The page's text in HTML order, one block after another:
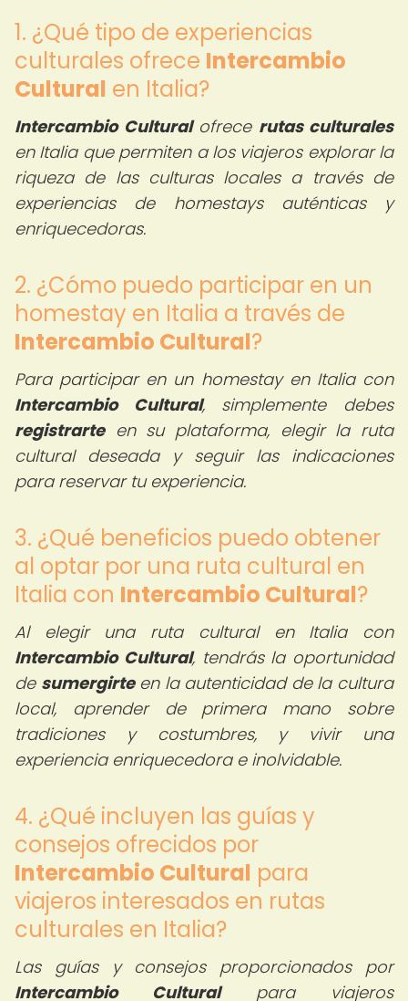
1. ¿Qué tipo de experiencias
culturales ofrece Intercambio
Cultural en Italia?
Intercambio Culturalofrece rutas culturales
en Italia que permiten a los viajeros explorar la
riqueza de las culturas locales a través de
experiencias de homestays auténticas y
enriquecedoras.
2. ¿Cómo puedo participar en un
homestay en Italia a través de
Intercambio Cultural?
Para participar en un homestay en Italia con
Intercambio Cultural, simplemente debes
registrarteen su plataforma, elegir la ruta
cultural deseada y seguir las indicaciones
para reservar tu experiencia.
3. ¿Qué beneficios puedo obtener
al optar por una ruta cultural en
Italia con Intercambio Cultural?
Al elegir una ruta cultural en Italia con
Intercambio Cultural, tendrás la oportunidad
de sumergirteen la autenticidad de la cultura
local, aprender de primera mano sobre
tradiciones y costumbres, y vivir una
experiencia enriquecedora e inolvidable.
4. ¿Qué incluyen las guías y
consejos ofrecidos por
Intercambio Cultural para
viajeros interesados en rutas
culturales en Italia?
Las guías y consejos proporcionados por
Intercambio Culturalpara viajeros